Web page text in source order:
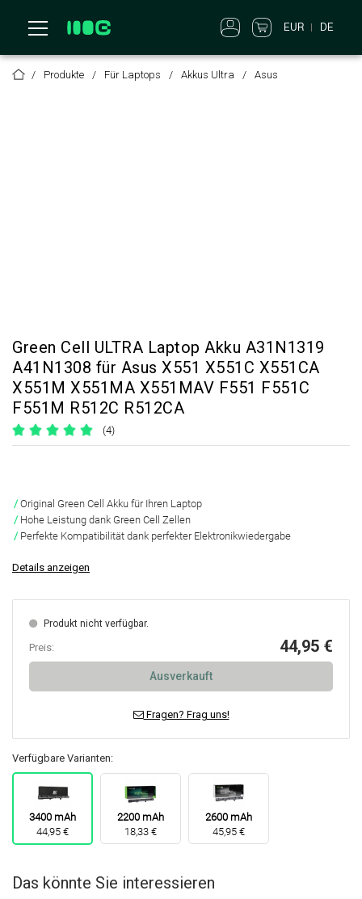
EUR DE
Produkte Für Laptops Akkus Ultra Asus
Green Cell ULTRA Laptop Akku A31N1319
A41N1308 für Asus X551 X551C X551CA
X551M X551MA X551MAV F551 F551C
F551M R512C R512CA
(4)
Original Green Cell Akku für Ihren Laptop
Hohe Leistung dank Green Cell Zellen
Perfekte Kompatibilität dank perfekter Elektronikwiedergabe
Details anzeigen
Produkt nicht verfügbar.
Preis: 44,95 €
Ausverkauft
Fragen? Frag uns!
Verfügbare Varianten:
3400 mAh
44,95 €
2200 mAh
18,33 €
2600 mAh
45,95 €
Das könnte Sie interessieren